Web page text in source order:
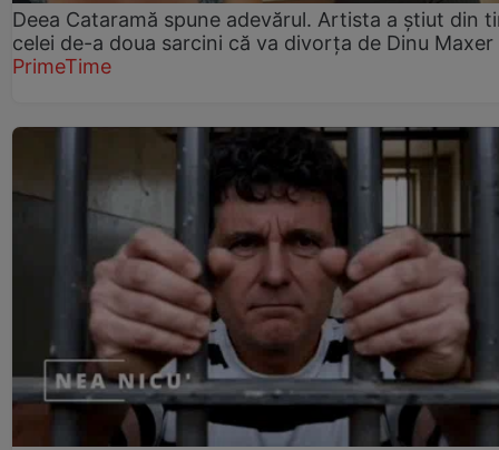
Deea Cataramă spune adevărul. Artista a știut din
celei de-a doua sarcini că va divorța de Dinu Maxer
PrimeTime